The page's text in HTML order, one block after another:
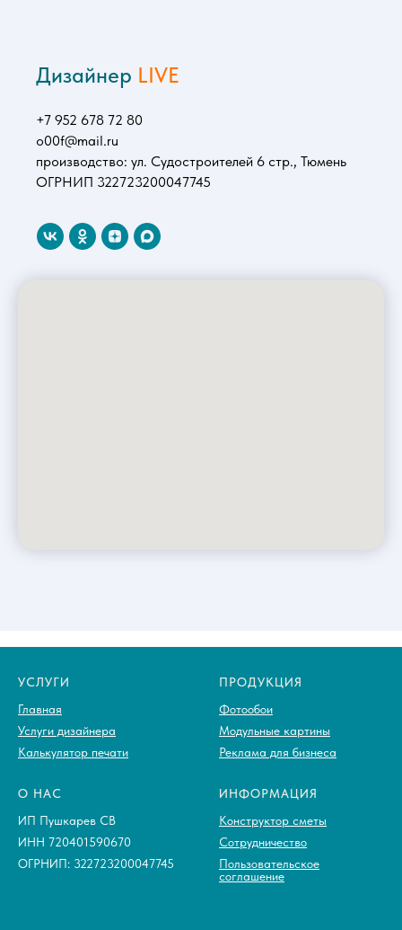
Дизайнер LIVE
+7 952 678 72 80
o00f@mail.ru
производство: ул. Судостроителей 6 стр., Тюмень
ОГРНИП 322723200047745
УСЛУГИ
Главная
Услуги дизайнера
Калькулятор печати
ПРОДУКЦИЯ
Фотообои
Модульные картины
Реклама для бизнеса
О НАС
ИП Пушкарев СВ
ИНН 720401590670
ОГРНИП: 322723200047745
ИНФОРМАЦИЯ
Конструктор сметы
Сотрудничество
Пользовательское
соглашение